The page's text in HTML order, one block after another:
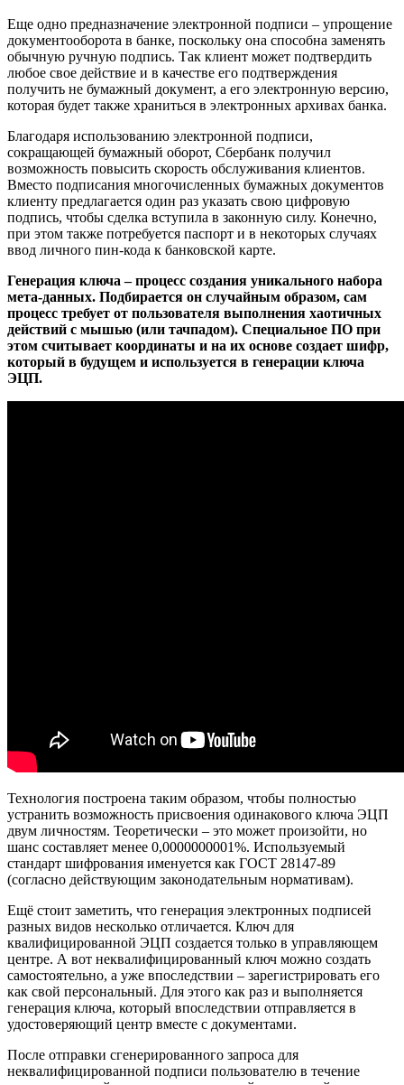
Еще одно предназначение электронной подписи – упрощение
документооборота в банке, поскольку она способна заменять
обычную ручную подпись. Так клиент может подтвердить
любое свое действие и в качестве его подтверждения
получить не бумажный документ, а его электронную версию,
которая будет также храниться в электронных архивах банка.
Благодаря использованию электронной подписи,
сокращающей бумажный оборот, Сбербанк получил
возможность повысить скорость обслуживания клиентов.
Вместо подписания многочисленных бумажных документов
клиенту предлагается один раз указать свою цифровую
подпись, чтобы сделка вступила в законную силу. Конечно,
при этом также потребуется паспорт и в некоторых случаях
ввод личного пин-кода к банковской карте.
Генерация ключа – процесс создания уникального набора
мета-данных. Подбирается он случайным образом, сам
процесс требует от пользователя выполнения хаотичных
действий с мышью (или тачпадом). Специальное ПО при
этом считывает координаты и на их основе создает шифр,
который в будущем и используется в генерации ключа
ЭЦП.
Технология построена таким образом, чтобы полностью
устранить возможность присвоения одинакового ключа ЭЦП
двум личностям. Теоретически – это может произойти, но
шанс составляет менее 0,0000000001%. Используемый
стандарт шифрования именуется как ГОСТ 28147-89
(согласно действующим законодательным нормативам).
Ещё стоит заметить, что генерация электронных подписей
разных видов несколько отличается. Ключ для
квалифицированной ЭЦП создается только в управляющем
центре. А вот неквалифицированный ключ можно создать
самостоятельно, а уже впоследствии – зарегистрировать его
как свой персональный. Для этого как раз и выполняется
генерация ключа, который впоследствии отправляется в
удостоверяющий центр вместе с документами.
После отправки сгенерированного запроса для
неквалифицированной подписи пользователю в течение